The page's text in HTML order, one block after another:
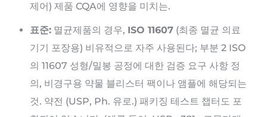
제어) 제품 CQA에 영향을 미치는.
표준: 멸균제품의 경우, ISO 11607 (최종 멸균 의료
기기 포장용) 비유적으로 자주 사용된다; 부분 2 ISO
의 11607 성형/밀봉 공정에 대한 검증 요구 사항 정
의, 비경구용 약물 블리스터 팩이나 앰플에 해당되는
것. 약전 (USP, Ph. 유로.) 패키징 테스트 챕터도 포